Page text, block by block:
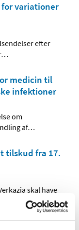
variationer
efter
…
medicin til
infektioner
om
af…
tilskud fra 17.
skal have
med svær…